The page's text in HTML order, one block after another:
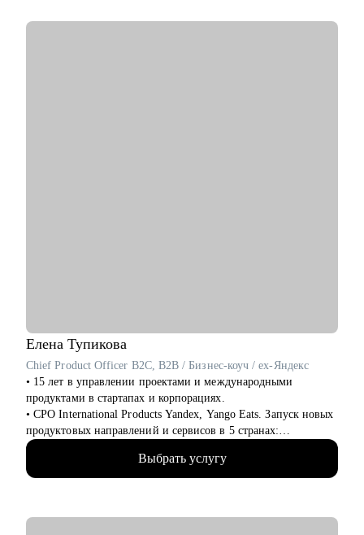
Елена Тупикова
Chief Product Officer B2C, B2B / Бизнес-коуч / ex-Яндекс
• 15 лет в управлении проектами и международными
продуктами в стартапах и корпорациях.
• CPO International Products Yandex, Yango Eats. Запуск новых
продуктовых направлений и сервисов в 5 странах:
Узбекистан, Армения, Казахстан, Кот-д’Ивуар, Замбия.
FoodTech, AdTech продукты.
• Академический руководитель продуктовой магистратуры
Выбрать услугу